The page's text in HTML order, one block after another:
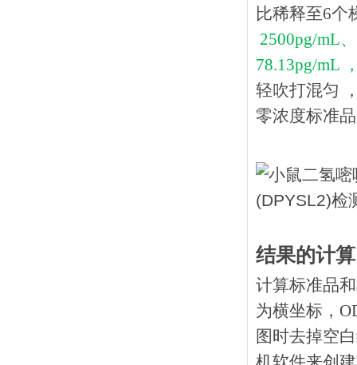
比稀释至6
2500pg/mL
78.13pg/mL
轻吹打混匀
零浓度标准
结果的计算
计算标准品
为横坐标，
图时去掉空